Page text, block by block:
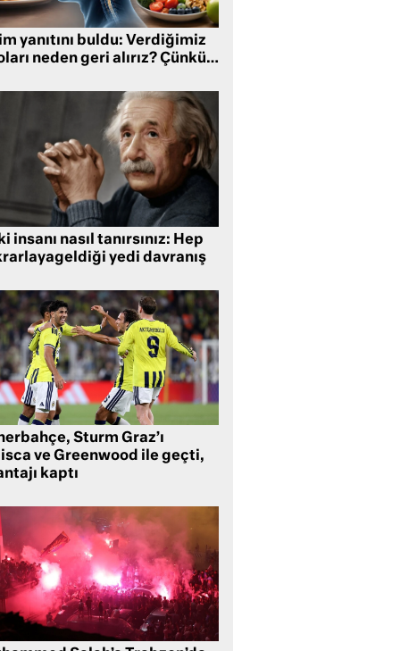
yanıtını buldu: Verdiğimiz
neden geri alırız? Çünkü…
insanı nasıl tanırsınız: Hep
yedi davranış
Sturm Graz’ı
ve Greenwood ile geçti,
kaptı